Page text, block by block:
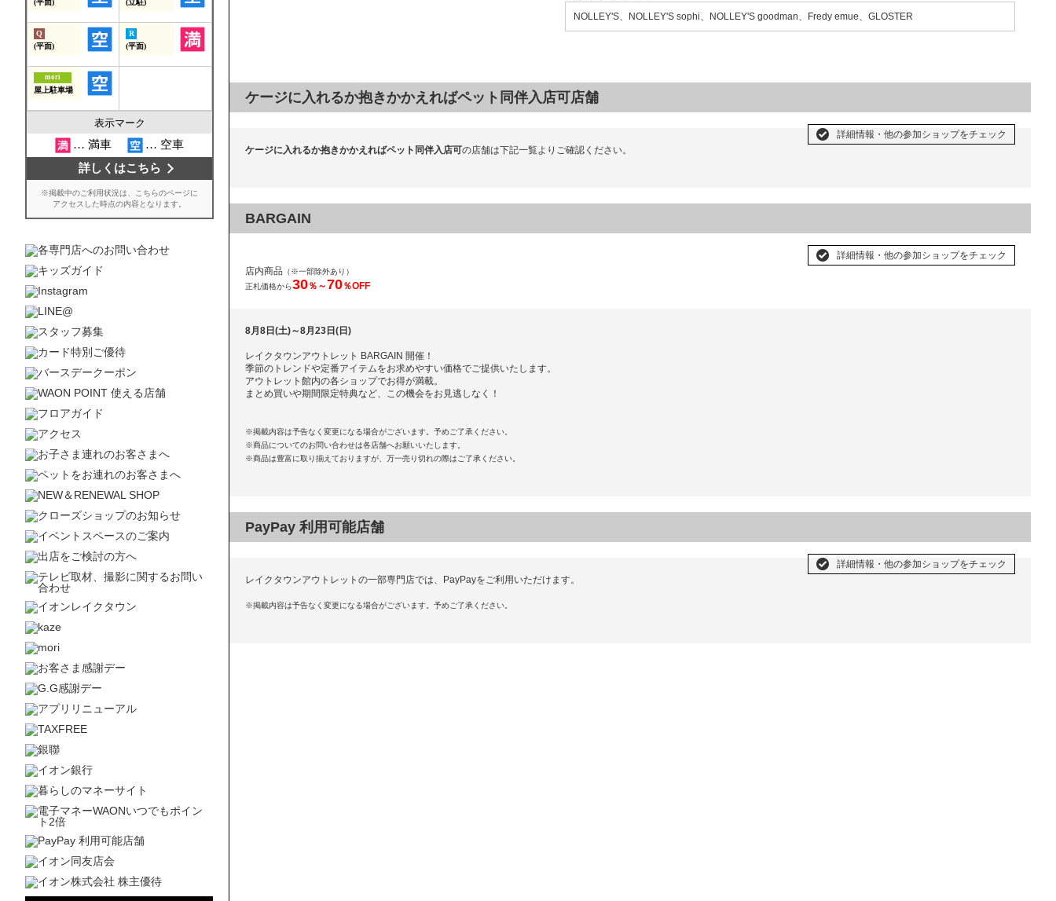
NOLLEY'S、NOLLEY'S sophi、NOLLEY'S goodman、Fredy emue、GLOSTER
ケージに入れるか抱きかかえればペット同伴入店可店舗
ケージに入れるか抱きかかえればペット同伴入店可の店舗は下記一覧よりご確認ください。
詳細情報・他の参加ショップをチェック
BARGAIN
店内商品 （※一部除外あり）
正札価格から30％～70％OFF
8月8日(土)～8月23日(日)
レイクタウンアウトレット BARGAIN 開催！
季節のトレンドや定番アイテムをお求めやすい価格でご提供いたします。
アウトレット館内の各ショップでお得が満載。
まとめ買いや期間限定特典など、この機会をお見逃しなく！
※掲載内容は予告なく変更になる場合がございます。予めご了承ください。
※商品についてのお問い合わせは各店舗へお願いいたします。
※商品は豊富に取り揃えておりますが、万一売り切れの際はご了承ください。
詳細情報・他の参加ショップをチェック
PayPay 利用可能店舗
レイクタウンアウトレットの一部専門店では、PayPayをご利用いただけます。
※掲載内容は予告なく変更になる場合がございます。予めご了承ください。
詳細情報・他の参加ショップをチェック